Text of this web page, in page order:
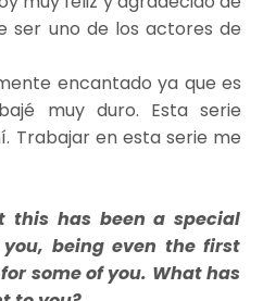
ser uno de los actores de
encantado ya que es
muy duro. Esta serie
Trabajar en esta serie me
this has been a special
being even the first
some of you. What has